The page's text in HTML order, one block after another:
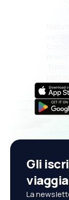
Gli
La